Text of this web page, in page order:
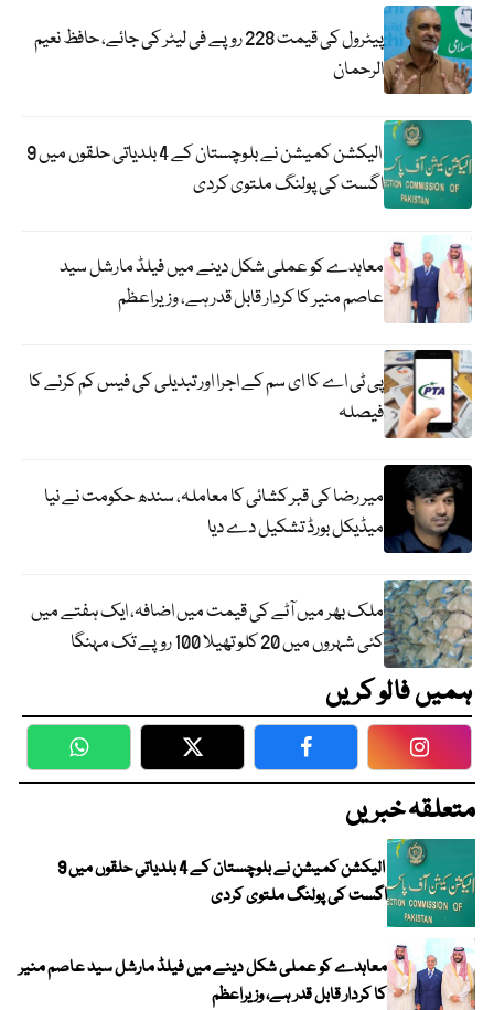
پیٹرول کی قیمت 228 روپے فی لیٹر کی جائے، حافظ نعیم
الرحمان
الیکشن کمیشن نے بلوچستان کے 4 بلدیاتی حلقوں میں 9
اگست کی پولنگ ملتوی کردی
معاہدے کو عملی شکل دینے میں فیلڈ مارشل سید
عاصم منیر کا کردار قابل قدر ہے، وزیراعظم
پی ٹی اے کا ای سم کے اجرا اور تبدیلی کی فیس کم کرنے کا
فیصلہ
میر رضا کی قبر کشائی کا معاملہ، سندھ حکومت نے نیا
میڈیکل بورڈ تشکیل دے دیا
ملک بھر میں آٹے کی قیمت میں اضافہ، ایک ہفتے میں
کئی شہروں میں 20 کلو تھیلا 100 روپے تک مہنگا
ہمیں فالو کریں
WhatsApp Twitter Facebook
متعلقہ خبریں
الیکشن کمیشن نے بلوچستان کے 4 بلدیاتی حلقوں میں 9
اگست کی پولنگ ملتوی کردی
معاہدے کو عملی شکل دینے میں فیلڈ مارشل سید عاصم منیر
کا کردار قابل قدر ہے، وزیراعظم